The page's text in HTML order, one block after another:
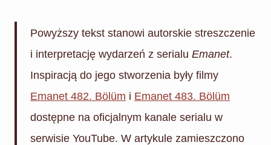
Powyższy tekst stanowi autorskie streszczenie
i interpretację wydarzeń z serialu Emanet.
Inspiracją do jego stworzenia były filmy
Emanet 482. Bölüm i Emanet 483. Bölüm
dostępne na oficjalnym kanale serialu w
serwisie YouTube. W artykule zamieszczono